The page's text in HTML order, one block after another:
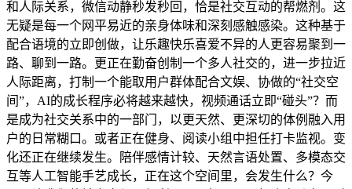
和人际关系，微信动静秒发秒回，恰是社交互动的帮燃剂。这
无疑是每一个网平易近的亲身体味和深刻感触感染。这种基于
配合语境的立即创做，让乐趣快乐喜爱不异的人更容易聚到一
路、聊到一路。更正在勤奋创制一个多人社交的，进一步拉近
人际距离，打制一个能取用户群体配合文娱、协做的“社交空
间”，AI的成长程序必将越来越快，视频通话立即“碰头”？而
是成为社交关系中的一部门，以更天然、更深切的体例融入用
户的日常糊口。或者正在健身、阅读小组中担任打卡监视。变
化还正在继续发生。陪伴感情计较、天然言语处置、多模态交
互等人工智能手艺成长，正在这个空间里，会发生什么？今